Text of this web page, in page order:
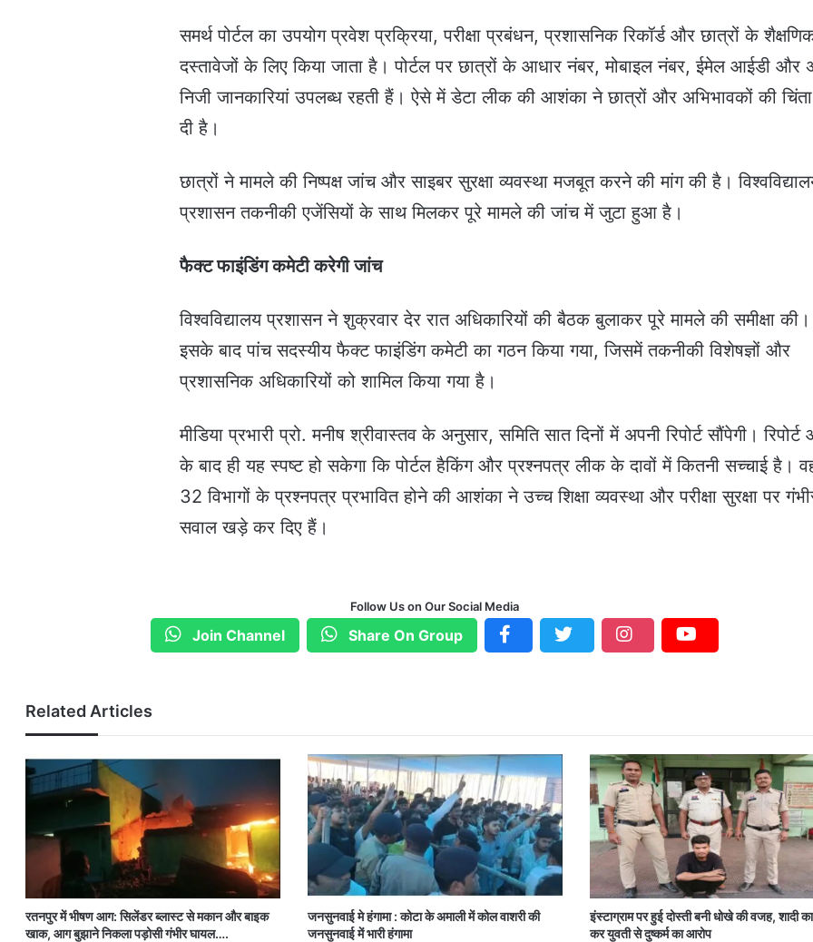
समर्थ पोर्टल का उपयोग प्रवेश प्रक्रिया, परीक्षा प्रबंधन, प्रशासनिक रिकॉर्ड और छात्रों के
दस्तावेजों के लिए किया जाता है। पोर्टल पर छात्रों के आधार नंबर, मोबाइल नंबर, ईमेल आईडी और
निजी जानकारियां उपलब्ध रहती हैं। ऐसे में डेटा लीक की आशंका ने छात्रों और अभिभावकों की
दी है।
छात्रों ने मामले की निष्पक्ष जांच और साइबर सुरक्षा व्यवस्था मजबूत करने की मांग की है।
प्रशासन तकनीकी एजेंसियों के साथ मिलकर पूरे मामले की जांच में जुटा हुआ है।
फैक्ट फाइंडिंग कमेटी करेगी जांच
विश्वविद्यालय प्रशासन ने शुक्रवार देर रात अधिकारियों की बैठक बुलाकर पूरे मामले की समीक्षा की।
इसके बाद पांच सदस्यीय फैक्ट फाइंडिंग कमेटी का गठन किया गया, जिसमें तकनीकी विशेषज्ञों और
प्रशासनिक अधिकारियों को शामिल किया गया है।
मीडिया प्रभारी प्रो. मनीष श्रीवास्तव के अनुसार, समिति सात दिनों में अपनी रिपोर्ट सौंपेगी।
के बाद ही यह स्पष्ट हो सकेगा कि पोर्टल हैकिंग और प्रश्नपत्र लीक के दावों में कितनी सच्चाई है।
32 विभागों के प्रश्नपत्र प्रभावित होने की आशंका ने उच्च शिक्षा व्यवस्था और परीक्षा सुरक्षा पर
सवाल खड़े कर दिए हैं।
Follow Us on Our Social Media
Join Channel Share On Group
Related Articles
रतनपुर में भीषण आग: सिलेंडर ब्लास्ट से मकान और बाइक
खाक, आग बुझाने निकला पड़ोसी गंभीर घायल….
जनसुनवाई मे हंगामा : कोटा के अमाली में कोल वाशरी की
जनसुनवाई में भारी हंगामा
इंस्टाग्राम पर हुई दोस्ती बनी धोखे की वजह, शादी का
कर युवती से दुष्कर्म का आरोप